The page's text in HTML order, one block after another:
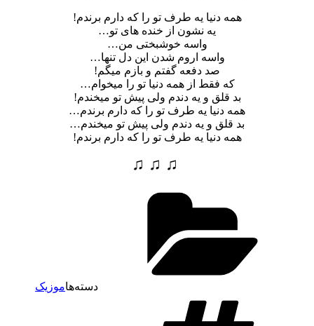
همه دنیا یه طرف تو را که دارم برندم!
یه نشون از خنده های تو…
واسه خوشبختی من…
واسه اروم شدن این دل تنها…
صد دفعه گفتم و بازم میگم!
که فقط از همه دنیا تو را میخوام…
بد قلق و یه دندم ولی پیش تو میخندم!
همه دنیا یه طرف تو را که دارم برندم…
بد قلق و یه دندم ولی پیش تو میخندم…
همه دنیا یه طرف تو را که دارم برندم!
♫ ♫ ♫
دسته‌هاموزیک